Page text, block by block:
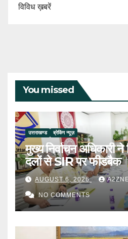
विविध ख़बरें
You missed
उत्तराखण्ड ब्रेकिंग न्यूज़
मुख्य निर्वाचन अधिकारी
दलों से SIR पर फीडबैक
AUGUST 6, 2026
NO COMMENTS